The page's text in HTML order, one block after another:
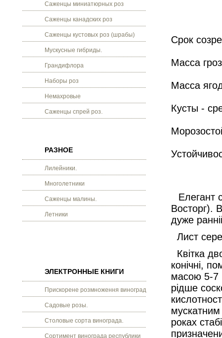
Саженцы миниатюрных роз
Саженцы канадских роз
Саженцы кустовых роз (шрабы)
Мускусные гибриды.
Грандифлора
Наборы роз
Немахровые
Саженцы спрей роз.
РАЗНОЕ
Лилейники.
Многолетники
Саженцы малины.
Летники
ЭЛЕКТРОННЫЕ КНИГИ
Прискорене розмноження винограду.
Садовые розы.
Столовые сорта винограда.
Сортимент винограда республики
Срок
Масса
Масса
Кусты -
Елегант
Восторг).
дуже
Лист
Квітка
конічні,
масою 5-7
рідше
роках